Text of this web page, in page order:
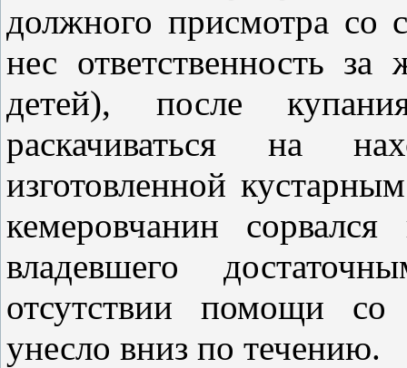
должного присмотра со
нес ответственность
детей), после
раскачиваться на
изготовленной
кемеровчанин
владевшего
отсутствии помощи со
унесло вниз по течению.